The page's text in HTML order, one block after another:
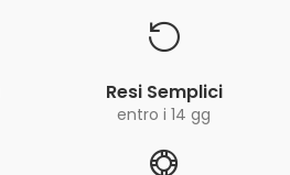
Resi Semplici
entro i 14 gg